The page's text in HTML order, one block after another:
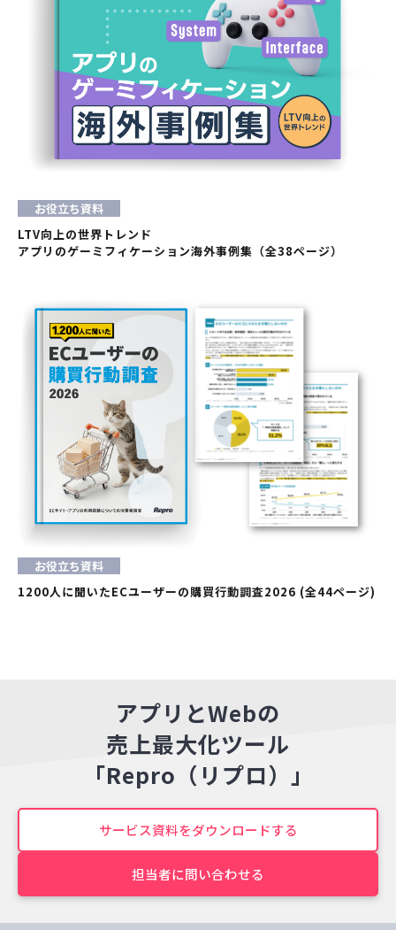
お役立ち資料
LTV向上の世界トレンド
アプリのゲーミフィケーション海外事例集（全38ページ）
お役立ち資料
1200人に聞いたECユーザーの購買行動調査2026 (全44ページ)
アプリとWebの
売上最大化ツール
「Repro（リプロ）」
サービス資料をダウンロードする
担当者に問い合わせる